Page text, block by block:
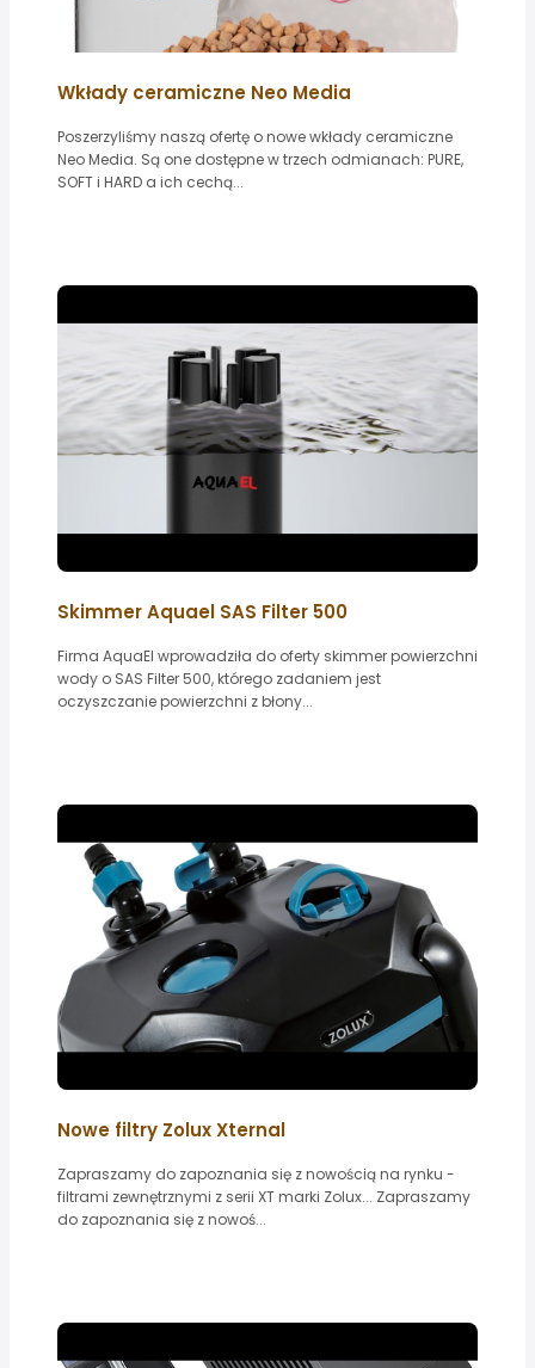
Wkłady ceramiczne Neo Media
Poszerzyliśmy naszą ofertę o nowe wkłady ceramiczne
Neo Media. Są one dostępne w trzech odmianach: PURE,
SOFT i HARD a ich cechą...
Skimmer Aquael SAS Filter 500
Firma AquaEl wprowadziła do oferty skimmer powierzchni
wody o SAS Filter 500, którego zadaniem jest
oczyszczanie powierzchni z błony...
Nowe filtry Zolux Xternal
Zapraszamy do zapoznania się z nowością na rynku -
filtrami zewnętrznymi z serii XT marki Zolux... Zapraszamy
do zapoznania się z nowoś...